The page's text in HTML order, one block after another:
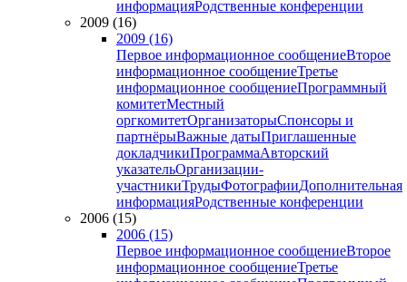
информацияРодственные конференции
2009 (16)
2009 (16)
Первое информационное сообщениеВторое
информационное сообщениеТретье
информационное сообщениеПрограммный
комитетМестный
оргкомитетОрганизаторыСпонсоры и
партнёрыВажные датыПриглашенные
докладчикиПрограммаАвторский
указательОрганизации-
участникиТрудыФотографииДополнительная
информацияРодственные конференции
2006 (15)
2006 (15)
Первое информационное сообщениеВторое
информационное сообщениеТретье